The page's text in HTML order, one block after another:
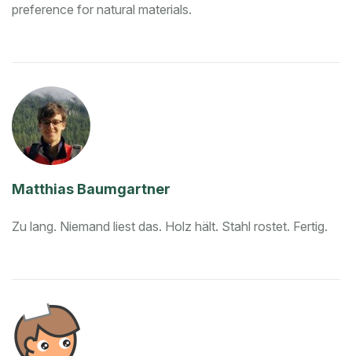
preference for natural materials.
Matthias Baumgartner
Zu lang. Niemand liest das. Holz hält. Stahl rostet. Fertig.